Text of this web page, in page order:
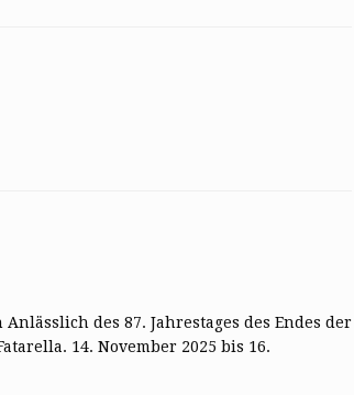
des 87. Jahrestages des Endes der
14. November 2025 bis 16.